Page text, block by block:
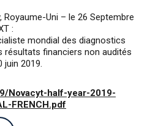
Royaume-Uni – le 26 Septembre
:
mondial des diagnostics
résultats financiers non audités
juin 2019.
Novacyt-half-year-2019-
FRENCH.pdf